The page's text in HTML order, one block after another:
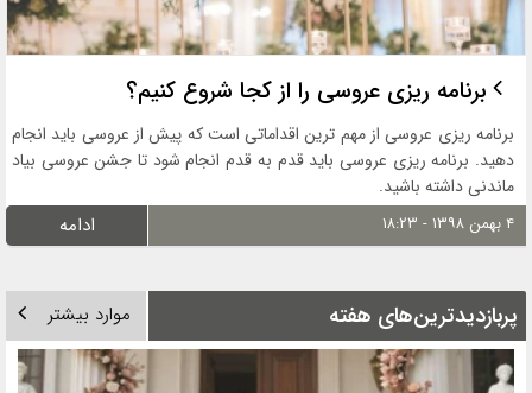
برنامه ریزی عروسی را از کجا شروع کنیم؟
برنامه ریزی عروسی از مهم ترین اقداماتی است که پیش از عروسی باید انجام
دهید. برنامه ریزی عروسی باید قدم به قدم انجام شود تا جشن عروسی بیاد
ماندنی داشته باشید.
۴ بهمن ۱۳۹۸ - ۱۸:۲۳ ادامه
پربازدیدترین‌های هفته موارد بیشتر